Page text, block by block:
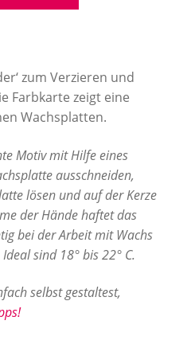
zum Verzieren und
Farbkarte zeigt eine
Wachsplatten.
Motiv mit Hilfe eines
ausschneiden,
lösen und auf der Kerze
der Hände haftet das
bei der Arbeit mit Wachs
sind 18° bis 22° C.
selbst gestaltest,